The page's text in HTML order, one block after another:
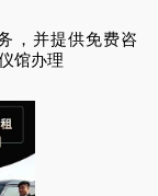
，并提供免费咨
馆办理